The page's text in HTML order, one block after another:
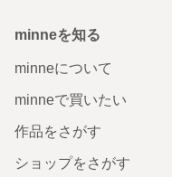
minneを知る
minneについて
minneで買いたい
作品をさがす
ショップをさがす